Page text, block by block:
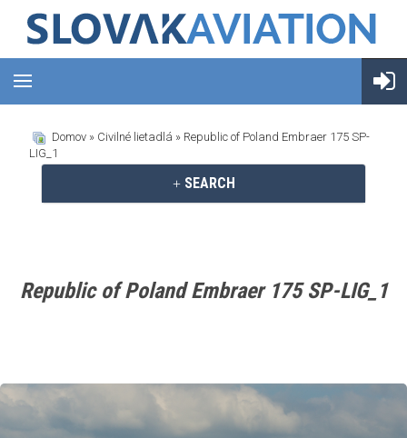
Domov » Civilné lietadlá » Republic of Poland Embraer 175 SP-
LIG_1
SEARCH
Republic of Poland Embraer 175 SP-LIG_1